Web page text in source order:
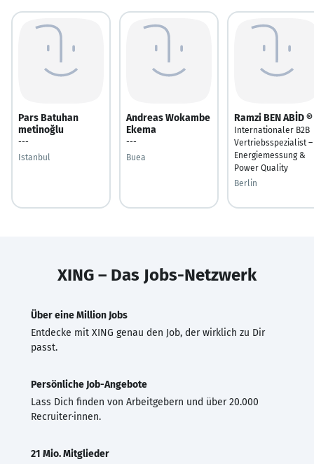
Pars Batuhan
metinoğlu
---
Istanbul
Andreas Wokambe
Ekema
---
Buea
Ramzi BEN ABİD ®
Internationaler B2B
Vertriebsspezialist –
Energiemessung &
Power Quality
Berlin
XING – Das Jobs-Netzwerk
Über eine Million Jobs
Entdecke mit XING genau den Job, der wirklich zu Dir
passt.
Persönliche Job-Angebote
Lass Dich finden von Arbeitgebern und über 20.000
Recruiter·innen.
21 Mio. Mitglieder